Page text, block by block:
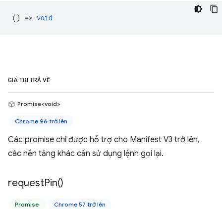
() => void
GIÁ TRỊ TRẢ VỀ
Promise<void>
Chrome 96 trở lên
Các promise chỉ được hỗ trợ cho Manifest V3 trở lên,
các nền tảng khác cần sử dụng lệnh gọi lại.
requestPin()
Promise Chrome 57 trở lên